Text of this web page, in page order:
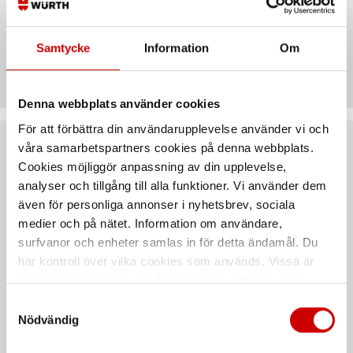
Samtycke Information Om
Denna webbplats använder cookies
För att förbättra din användarupplevelse använder vi och
våra samarbetspartners cookies på denna webbplats.
Cookies möjliggör anpassning av din upplevelse,
analyser och tillgång till alla funktioner. Vi använder dem
även för personliga annonser i nyhetsbrev, sociala
medier och på nätet. Information om användare,
surfvanor och enheter samlas in för detta ändamål. Du
har kontroll över vilka cookies som används. Vissa är
tekniskt nödvändiga. Godkännande av statistik- och
länder utanför EU med olika dataskyddsnormer. Genom
att godkänna samtycker du till sådana överföringar. Läs
Nödvändig
Teknisk data
Rekommenderat baserat på vald produkt
Förvaringshylla Basic